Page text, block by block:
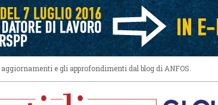
e gli approfondimenti dal blog di ANFOS.